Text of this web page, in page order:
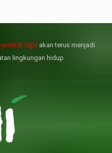
己還
，
上禁
醫
泵
障
症
Sipil akan terus menjadi
lingkungan hidup